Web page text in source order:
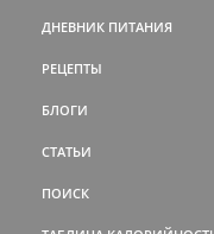
ДНЕВНИК ПИТАНИЯ
РЕЦЕПТЫ
БЛОГИ
СТАТЬИ
ПОИСК